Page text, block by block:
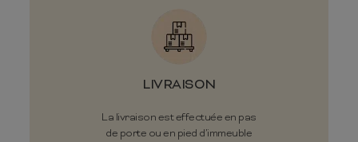
LIVRAISON
La livraison est effectuée en pas
de porte ou en pied d’immeuble